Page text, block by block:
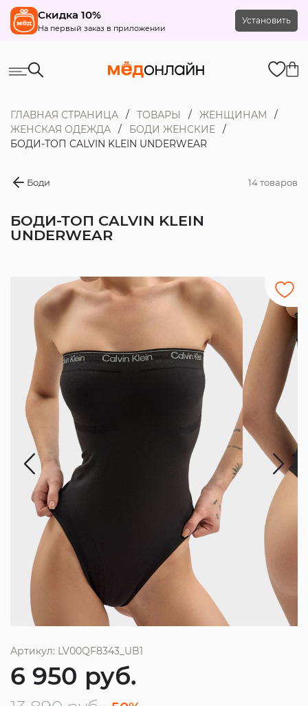
Скидка 10%
На первый заказ в приложении
Установить
ГЛАВНАЯ СТРАНИЦА ТОВАРЫ
ЖЕНЩИНАМ
ЖЕНСКАЯ ОДЕЖДА
БОДИ ЖЕНСКИЕ
БОДИ-ТОП CALVIN KLEIN UNDERWEAR
Боди 14 товаров
БОДИ-ТОП CALVIN KLEIN
UNDERWEAR
Артикул: LV00QF8343_UB1
6 950 руб.